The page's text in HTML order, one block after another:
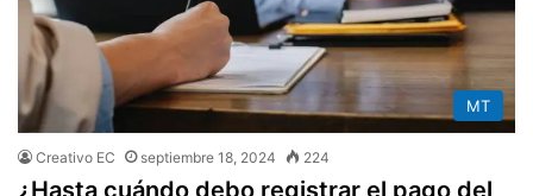
MT
Creativo EC septiembre 18, 2024 224
¿Hasta cuándo debo registrar el pago del